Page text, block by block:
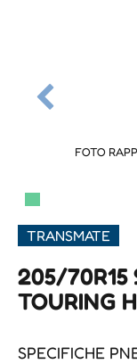
FOTO
▀
TRANSMATE
205/70R15
TOURING
SPECIFICHE